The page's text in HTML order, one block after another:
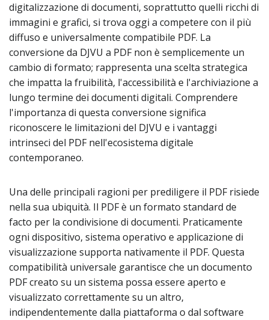
digitalizzazione di documenti, soprattutto quelli ricchi di
immagini e grafici, si trova oggi a competere con il più
diffuso e universalmente compatibile PDF. La
conversione da DJVU a PDF non è semplicemente un
cambio di formato; rappresenta una scelta strategica
che impatta la fruibilità, l'accessibilità e l'archiviazione a
lungo termine dei documenti digitali. Comprendere
l'importanza di questa conversione significa
riconoscere le limitazioni del DJVU e i vantaggi
intrinseci del PDF nell'ecosistema digitale
contemporaneo.
Una delle principali ragioni per prediligere il PDF risiede
nella sua ubiquità. Il PDF è un formato standard de
facto per la condivisione di documenti. Praticamente
ogni dispositivo, sistema operativo e applicazione di
visualizzazione supporta nativamente il PDF. Questa
compatibilità universale garantisce che un documento
PDF creato su un sistema possa essere aperto e
visualizzato correttamente su un altro,
indipendentemente dalla piattaforma o dal software